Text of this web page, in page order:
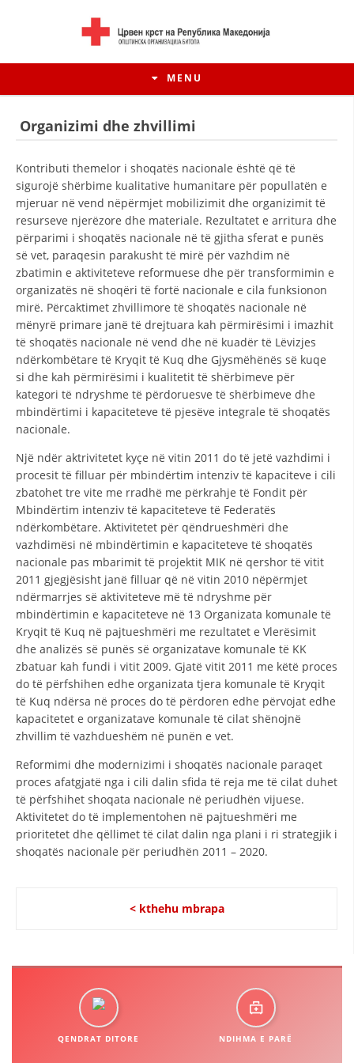
MENU
HISTORIA E LËVIZJES
HISTORIA E KRYQIT TË KUQ
STRUKTURA E ORGANIZATËS
KONTAKT INFORMACIONE
ANËTARËSIMI NË STRUKTURAT PROFESIONALE
STATUTI I KRYQIT TË KUQ
ORGANIZIMI DHE ZHVILLIMI
KUVENDI
STRUKTURA DHE STRUKTURA ORGANIZATIVE
DISEMINIMI
DREJTA NDERKOMBETARE HUMANITARE
PROMOVIMI I VLERAVE HUMANE
PËRDORIMIN DHE MBROJTJEN E STEMËS
SOCIALO-HUMANITARE
PËRGATITSHMËRI DHE VEPRIM GJATË KATASTROFAVE
STACIONIN E UJIT SHPËTIMIT – VODNO
Organizimi dhe zhvillimi
Kontributi themelor i shoqatës nacionale është që të
sigurojë shërbime kualitative humanitare për popullatën e
mjeruar në vend nëpërmjet mobilizimit dhe organizimit të
resurseve njerëzore dhe materiale. Rezultatet e arritura dhe
përparimi i shoqatës nacionale në të gjitha sferat e punës
së vet, paraqesin parakusht të mirë për vazhdim në
zbatimin e aktiviteteve reformuese dhe për transformimin e
organizatës në shoqëri të fortë nacionale e cila funksionon
mirë. Përcaktimet zhvillimore të shoqatës nacionale në
mënyrë primare janë të drejtuara kah përmirësimi i imazhit
të shoqatës nacionale në vend dhe në kuadër të Lëvizjes
ndërkombëtare të Kryqit të Kuq dhe Gjysmëhënës së kuqe
si dhe kah përmirësimi i kualitetit të shërbimeve për
kategori të ndryshme të përdoruesve të shërbimeve dhe
mbindërtimi i kapaciteteve të pjesëve integrale të shoqatës
nacionale.
Një ndër aktrivitetet kyçe në vitin 2011 do të jetë vazhdimi i
procesit të filluar për mbindërtim intenziv të kapaciteve i cili
zbatohet tre vite me rradhë me përkrahje të Fondit për
Mbindërtim intenziv të kapaciteteve të Federatës
ndërkombëtare. Aktivitetet për qëndrueshmëri dhe
vazhdimësi në mbindërtimin e kapaciteteve të shoqatës
nacionale pas mbarimit të projektit MIK në qershor të vitit
2011 gjegjësisht janë filluar që në vitin 2010 nëpërmjet
ndërmarrjes së aktiviteteve më të ndryshme për
mbindërtimin e kapaciteteve në 13 Organizata komunale të
Kryqit të Kuq në pajtueshmëri me rezultatet e Vlerësimit
dhe analizës së punës së organizatave komunale të KK
zbatuar kah fundi i vitit 2009. Gjatë vitit 2011 me këtë proces
do të përfshihen edhe organizata tjera komunale të Kryqit
të Kuq ndërsa në proces do të përdoren edhe përvojat edhe
kapacitetet e organizatave komunale të cilat shënojnë
zhvillim të vazhdueshëm në punën e vet.
Reformimi dhe modernizimi i shoqatës nacionale paraqet
proces afatgjatë nga i cili dalin sfida të reja me të cilat duhet
të përfshihet shoqata nacionale në periudhën vijuese.
Aktivitetet do të implementohen në pajtueshmëri me
prioritetet dhe qëllimet të cilat dalin nga plani i ri strategjik i
shoqatës nacionale për periudhën 2011 – 2020.
< kthehu mbrapa
QENDRAT DITORE NDIHMA E PARË